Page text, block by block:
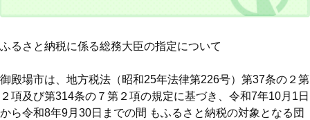
ふるさと納税に係る総務大臣の指定について
御殿場市は、地方税法（昭和25年法律第226号）第37条の２第
２項及び第314条の７第２項の規定に基づき、令和7年10月1日
から令和8年9月30日までの間 もふるさと納税の対象となる団